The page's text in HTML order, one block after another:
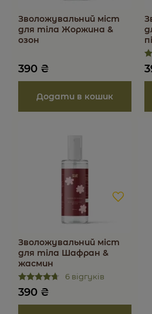
Зволожувальний міст
для тіла Жоржина &
озон
390 ₴
Зволожувальний міст
для тіла Шафран &
жасмин
6 відгуків
390 ₴